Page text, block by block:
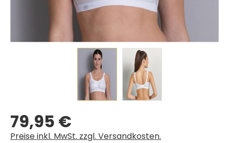
Regulärer Preis:
79,95 €
Preise inkl. MwSt. zzgl. Versandkosten.